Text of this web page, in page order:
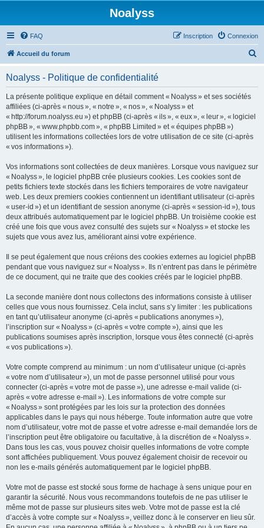
Noalyss
FAQ Connexion
Inscription
Accueil du forum
e
Noalyss - Politique de confidentialité
La présente politique explique en détail comment « Noalyss » et ses sociétés
affiliées (ci-après « nous », « notre », « nos », « Noalyss » et
« http://forum.noalyss.eu ») et phpBB (ci-après « ils », « eux », « leur », « logiciel
phpBB », « www.phpbb.com », « phpBB Limited » et « équipes phpBB »)
utilisent les informations collectées lors de votre utilisation de ce site (ci-après
« vos informations »).
Vos informations sont collectées de deux manières. Lorsque vous naviguez sur
« Noalyss », le logiciel phpBB crée plusieurs cookies. Les cookies sont de
petits fichiers texte stockés dans les fichiers temporaires de votre navigateur
web. Les deux premiers cookies contiennent un identifiant utilisateur (ci-après
« user-id ») et un identifiant de session anonyme (ci-après « session-id »), tous
deux attribués automatiquement par le logiciel phpBB. Un troisième cookie est
créé une fois que vous avez consulté des sujets sur « Noalyss » et stocke les
sujets que vous avez lus, améliorant ainsi votre expérience.
Il se peut également que nous créions des cookies externes au logiciel phpBB
pendant que vous naviguez sur « Noalyss ». Ils n’entrent pas dans le périmètre
de ce document, qui ne traite que des cookies créés par le logiciel phpBB.
La seconde manière dont nous collectons des informations consiste à utiliser
celles que vous nous fournissez. Cela inclut, sans s’y limiter : les publications
en tant qu’utilisateur anonyme (ci-après « publications anonymes »),
l’inscription sur « Noalyss » (ci-après « votre compte »), ainsi que les
publications soumises après inscription, lorsque vous êtes connecté (ci-après
« vos publications »).
Votre compte comprend au minimum : un nom d’utilisateur unique (ci-après
« votre nom d’utilisateur »), un mot de passe personnel utilisé pour vous
connecter (ci-après « votre mot de passe »), une adresse e-mail valide (ci-
après « votre adresse e-mail »). Les informations de votre compte sur
« Noalyss » sont protégées par les lois sur la protection des données
applicables dans le pays qui nous héberge. Toute information autre que votre
nom d’utilisateur, votre mot de passe et votre adresse e-mail demandée lors de
l’inscription peut être obligatoire ou facultative, à la discrétion de « Noalyss ».
Dans tous les cas, vous pouvez choisir quelles informations de votre compte
sont affichées publiquement. Vous pouvez également choisir de recevoir ou
non les e-mails générés automatiquement par le logiciel phpBB.
Votre mot de passe est stocké sous forme de hachage à sens unique pour en
garantir la sécurité. Nous vous recommandons toutefois de ne pas utiliser le
même mot de passe sur plusieurs sites web. Votre mot de passe est la clé
d’accès à votre compte sur « Noalyss », veillez donc à le conserver en lieu sûr.